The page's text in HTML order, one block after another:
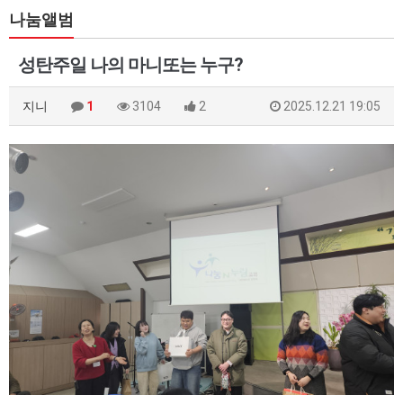
나눔앨범
성탄주일 나의 마니또는 누구?
지니 1 3104 2 2025.12.21 19:05